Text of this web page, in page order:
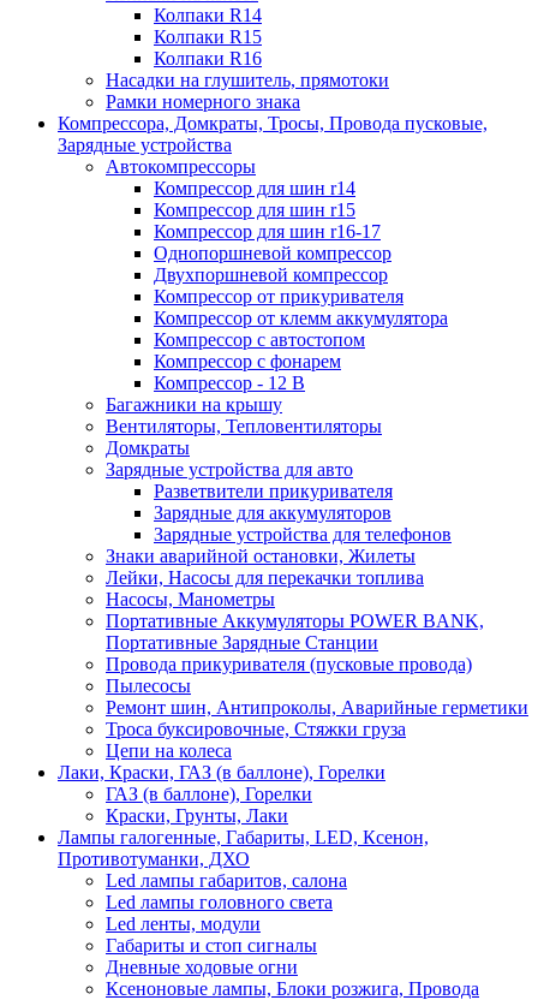
Колпаки R14
Колпаки R15
Колпаки R16
Насадки на глушитель, прямотоки
Рамки номерного знака
Компрессора, Домкраты, Тросы, Провода пусковые,
Зарядные устройства
Автокомпрессоры
Компрессор для шин r14
Компрессор для шин r15
Компрессор для шин r16-17
Однопоршневой компрессор
Двухпоршневой компрессор
Компрессор от прикуривателя
Компрессор от клемм аккумулятора
Компрессор с автостопом
Компрессор с фонарем
Компрессор - 12 В
Багажники на крышу
Вентиляторы, Тепловентиляторы
Домкраты
Зарядные устройства для авто
Разветвители прикуривателя
Зарядные для аккумуляторов
Зарядные устройства для телефонов
Знаки аварийной остановки, Жилеты
Лейки, Насосы для перекачки топлива
Насосы, Манометры
Портативные Аккумуляторы POWER BANK,
Портативные Зарядные Станции
Провода прикуривателя (пусковые провода)
Пылесосы
Ремонт шин, Антипроколы, Аварийные герметики
Троса буксировочные, Стяжки груза
Цепи на колеса
Лаки, Краски, ГАЗ (в баллоне), Горелки
ГАЗ (в баллоне), Горелки
Краски, Грунты, Лаки
Лампы галогенные, Габариты, LED, Ксенон,
Противотуманки, ДХО
Led лампы габаритов, салона
Led лампы головного света
Led ленты, модули
Габариты и стоп сигналы
Дневные ходовые огни
Ксеноновые лампы, Блоки розжига, Провода